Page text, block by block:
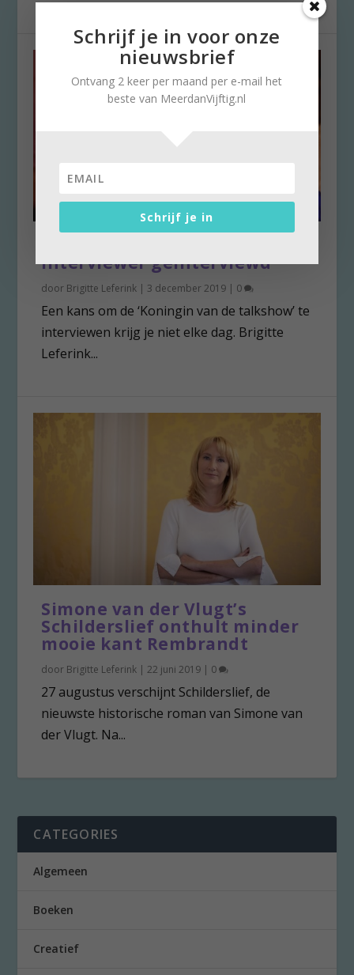
interviewer geïnterviewd
door Brigitte Leferink | 3 december 2019 | 0
Een kans om de ‘Koningin van de talkshow’ te
interviewen krijg je niet elke dag. Brigitte
Leferink...
Simone van der Vlugt’s
Schilderslief onthult minder
mooie kant Rembrandt
door Brigitte Leferink |22 juni 2019 | 0
27 augustus verschijnt Schilderslief, de
nieuwste historische roman van Simone van
der Vlugt. Na...
CATEGORIES
Algemeen
Boeken
Creatief
Schrijf je in voor onze
nieuwsbrief
Ontvang 2 keer per maand per e-mail het
beste van MeerdanVijftig.nl
Schrijf je in